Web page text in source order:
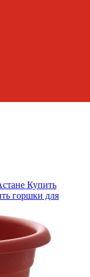
Купить
горшки для